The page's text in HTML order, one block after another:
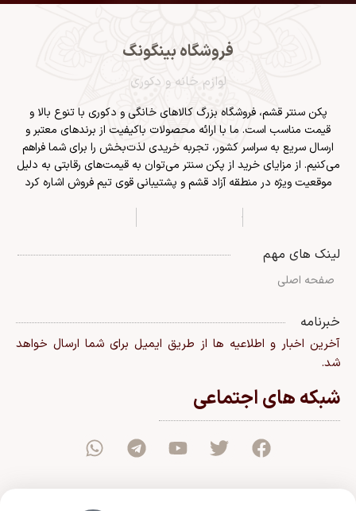
فروشگاه بینگونگ
لوازم خانه و دکوری
پکن سنتر قشم، فروشگاه بزرگ کالاهای خانگی و دکوری با تنوع بالا و
قیمت مناسب است. ما با ارائه محصولات باکیفیت از برندهای معتبر و
ارسال سریع به سراسر کشور، تجربه خریدی لذت‌بخش را برای شما فراهم
می‌کنیم. از مزایای خرید از پکن سنتر می‌توان به قیمت‌های رقابتی به دلیل
موقعیت ویژه در منطقه آزاد قشم و پشتیبانی قوی تیم فروش اشاره کرد
لینک های مهم
صفحه اصلی
خبرنامه
آخرین اخبار و اطلاعیه ها از طریق ایمیل برای شما ارسال خواهد
شد.
شبکه های اجتماعی